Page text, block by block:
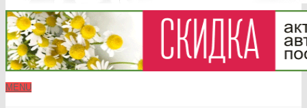
MENU